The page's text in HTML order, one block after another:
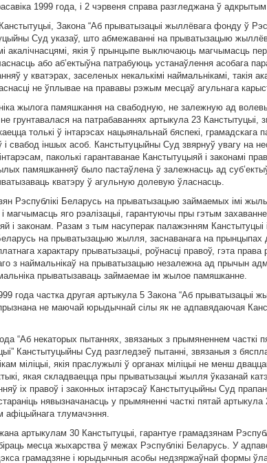
1999 года, i 2 чэрвеня справа разгледжана ў
Закона “Аб прыватызацыi жыллёвага фонду ў
Суд указаў, што абмежаваннi на прыватызацыю
акалiчнасцямi, якiя ў прынцыпе выключаюць магчымасць
або аб’ектыўна патрабуюць устанаўлення асобага
у кватэрах, заселеных некалькiмi наймальнiкамi, такiя
не ўплывае на прававы рэжым месцаў агульнага
жылога памяшкання на свабодную, не залежную ад
грунтавалася на патрабаваннях артыкула 23 Канстытуцыi,
толькi ў iнтарэсах нацыянальнай бяспекi, грамадскага
i свабод iншых асоб. Канстытуцыйны Суд звярнуў увагу на
паколькi гарантаванае Канстытуцыяй i законамi
памяшканняў было пастаўлена ў залежнасць ад
кватэру ў агульную долевую ўласнасць.
Рэспублiкi Беларусь на прыватызацыю займаемых iмi
магчымасць яго рэалiзацыi, гарантуючы пры гэтым
i законам. Разам з тым насуперак палажэнням Канстытуцыi
на прыватызацыю жылля, заснаванага на прынцыпах
характару прыватызацыi, роўнасцi правоў, гэта права
з наймальнiкаў на прыватызацыю незалежна ад прычын
прыватызаваць займаемае iм жылое памяшканне.
года частка другая артыкула 5 Закона “Аб прыватызацыi
не маючай юрыдычнай сiлы як не адпавядаючая
“Аб некаторых пытаннях, звязаных з прымяненнем часткi
Канстытуцыйны Суд разгледзеў пытаннi, звязаныя з
мiлiцыi, якiя праслужылi ў органах мiлiцыi не менш
якая складваецца пры прыватызацыi жылля ўказанай
iх правоў i законных iнтарэсаў Канстытуцыйны Суд
нявызначанасць у прымяненнi часткi пятай артыкула
афiцыйнага тлумачэння.
артыкулам 30 Канстытуцыi, гарантуе грамадзянам
месца жыхарства ў межах Рэспублiкi Беларусь. У
грамадзяне i юрыдычныя асобы недзяржаўнай формы